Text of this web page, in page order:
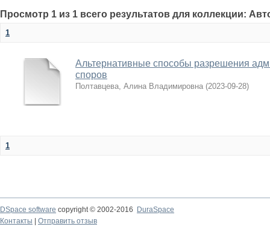
Просмотр 1 из 1 всего результатов для коллекции:
1
Альтернативные способы разрешения
споров
Полтавцева, Алина Владимировна (2023-09-28)
1
DSpace software copyright © 2002-2016
DuraSpace
Контакты
Отправить отзыв